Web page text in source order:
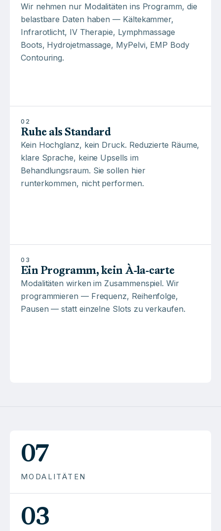
Wir nehmen nur Modalitäten ins Programm, die
belastbare Daten haben — Kältekammer,
Infrarotlicht, IV Therapie, Lymphmassage
Boots, Hydrojetmassage, MyPelvi, EMP Body
Contouring.
02
Ruhe als Standard
Kein Hochglanz, kein Druck. Reduzierte Räume,
klare Sprache, keine Upsells im
Behandlungsraum. Sie sollen hier
runterkommen, nicht performen.
03
Ein Programm, kein À-la-carte
Modalitäten wirken im Zusammenspiel. Wir
programmieren — Frequenz, Reihenfolge,
Pausen — statt einzelne Slots zu verkaufen.
07
MODALITÄTEN
03